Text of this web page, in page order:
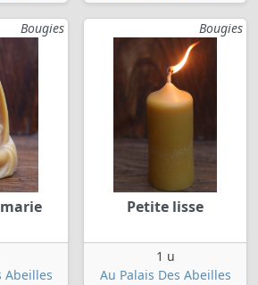
Bougies
Abeilles
Bougies
Petite lisse
1 u
Au Palais Des Abeilles